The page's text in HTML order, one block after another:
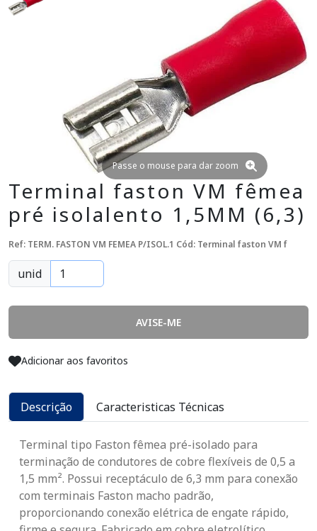
Passe o mouse para dar zoom
Terminal faston VM fêmea
pré isolalento 1,5MM (6,3)
Ref: TERM. FASTON VM FEMEA P/ISOL.1 Cód: Terminal faston VM f
unid
AVISE-ME
Adicionar aos favoritos
Descrição Caracteristicas Técnicas
Terminal tipo Faston fêmea pré-isolado para
terminação de condutores de cobre flexíveis de 0,5 a
1,5 mm². Possui receptáculo de 6,3 mm para conexão
com terminais Faston macho padrão,
proporcionando conexão elétrica de engate rápido,